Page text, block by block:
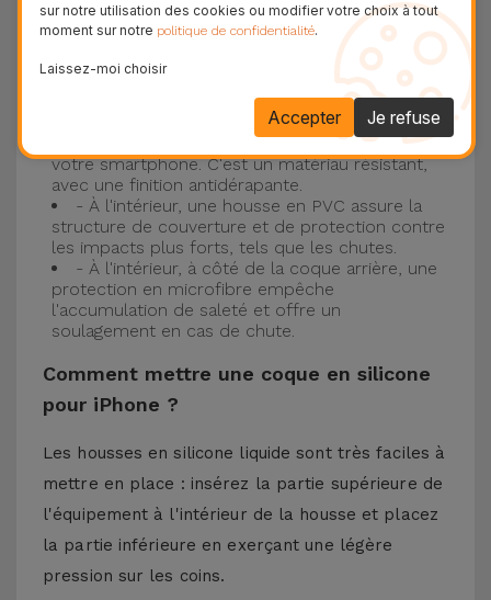
construction robuste et de qualité, avec une
construction à trois couches, pour éviter au
maximum les accidents et les casses !
- Une première couche de silicone liquide
donne de la couleur et une couverture
complète à la coque arrière et au bord latéral de
votre smartphone. C'est un matériau résistant,
avec une finition antidérapante.
- À l'intérieur, une housse en PVC assure la
structure de couverture et de protection contre
les impacts plus forts, tels que les chutes.
- À l'intérieur, à côté de la coque arrière, une
protection en microfibre empêche
l'accumulation de saleté et offre un
soulagement en cas de chute.
Comment mettre une coque en silicone
pour iPhone ?
Les housses en silicone liquide sont très faciles à
mettre en place : insérez la partie supérieure de
l'équipement à l'intérieur de la housse et placez
la partie inférieure en exerçant une légère
pression sur les coins.
sur notre utilisation des cookies ou modifier votre choix à tout
moment sur notre politique de confidentialité.
Laissez-moi choisir
Je refuse
Accepter